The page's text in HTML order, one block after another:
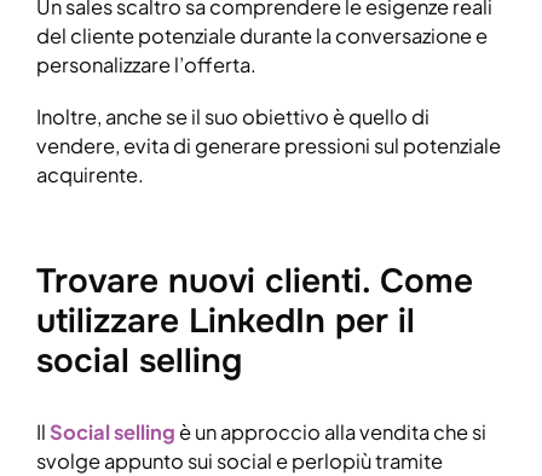
Un sales scaltro sa comprendere le esigenze reali
del cliente potenziale durante la conversazione e
personalizzare l’offerta.
Inoltre, anche se il suo obiettivo è quello di
vendere, evita di generare pressioni sul potenziale
acquirente.
Trovare nuovi clienti. Come
utilizzare LinkedIn per il
social selling
Il Social selling è un approccio alla vendita che si
svolge appunto sui social e perlopiù tramite